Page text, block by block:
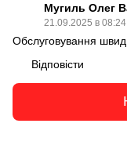
Мугиль Олег
21.09.2025 в 08:24
Обслуговування
Відповісти